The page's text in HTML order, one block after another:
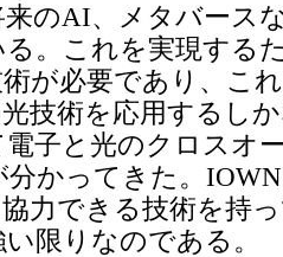
のAI、メタバース
。これを実現する
が必要であり、こ
技術を応用するし
子と光のクロスオ
かってきた。
力できる技術を持
限りなのである。